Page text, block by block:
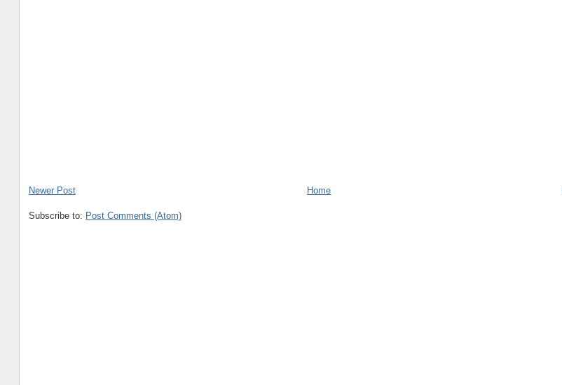
Newer Post Home
Subscribe to: Post Comments (Atom)